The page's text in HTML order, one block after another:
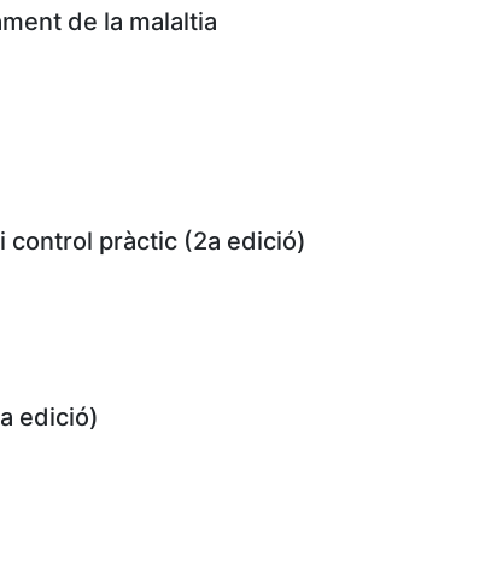
de la malaltia
control pràctic (2a edició)
edició)